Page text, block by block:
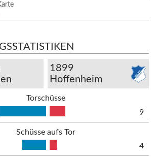
1899
Hoffenheim
Torschüsse
9
Schüsse aufs Tor
4